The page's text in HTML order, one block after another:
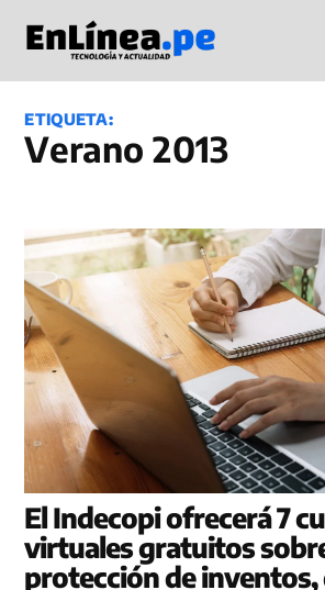
contenido
en
ETIQUETA:
Verano 2013
El Indecopi ofrecerá 7
virtuales gratuitos
protección de inventos,